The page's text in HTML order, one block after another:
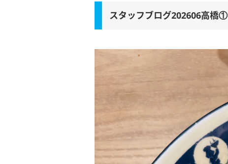
スタッフブログ202606高橋①